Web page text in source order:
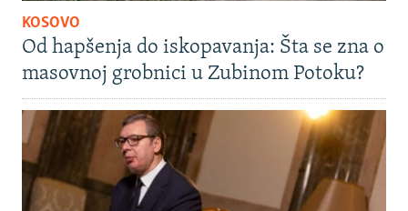
KOSOVO
Od hapšenja do iskopavanja: Šta se zna o
masovnoj grobnici u Zubinom Potoku?